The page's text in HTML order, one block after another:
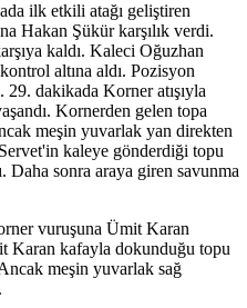
ilk etkili atağı geliştiren
Hakan Şükür karşılık verdi.
kaldı. Kaleci Oğuzhan
altına aldı. Pozisyon
dakikada Korner atışıyla
Kornerden gelen topa
meşin yuvarlak yan direkten
kaleye gönderdiği topu
Daha sonra araya giren savunma
vuruşuna Ümit Karan
Karan kafayla dokunduğu topu
meşin yuvarlak sağ